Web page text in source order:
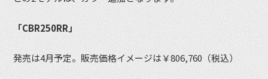
「CBR250RR」
発売は4月予定。販売価格イメージは￥806,760（税込）